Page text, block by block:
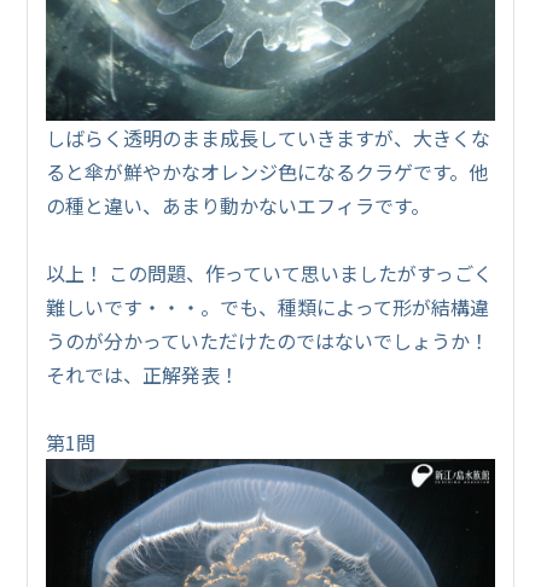
しばらく透明のまま成長していきますが、大きくな
ると傘が鮮やかなオレンジ色になるクラゲです。他
の種と違い、あまり動かないエフィラです。
以上！ この問題、作っていて思いましたがすっごく
難しいです・・・。でも、種類によって形が結構違
うのが分かっていただけたのではないでしょうか！
それでは、正解発表！
第1問